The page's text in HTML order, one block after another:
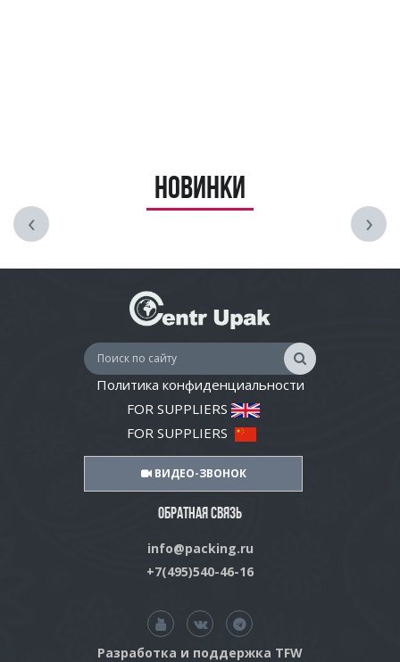
Новинки
‹ ›
Политика конфиденциальности
FOR SUPPLIERS
FOR SUPPLIERS
ВИДЕО-ЗВОНОК
ОБРАТНАЯ СВЯЗЬ
info@packing.ru
+7(495)540-46-16
Разработка и поддержка TFW